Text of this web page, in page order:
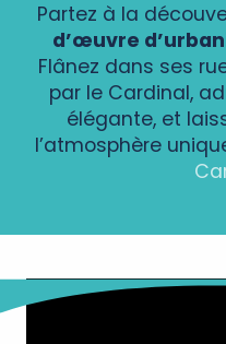
Partez à la
d’œuvre
Flânez dans ses
par le Cardinal,
élégante, et
l’atmosphère